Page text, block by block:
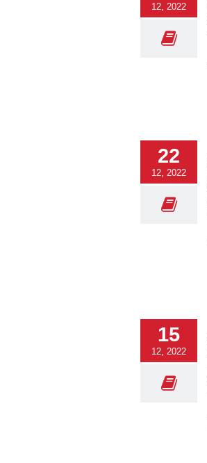
12, 2022
22
12, 2022
15
12, 2022